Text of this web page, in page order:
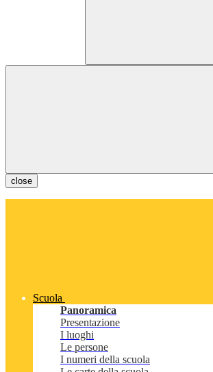
close
Scuola
Panoramica
Presentazione
I luoghi
Le persone
I numeri della scuola